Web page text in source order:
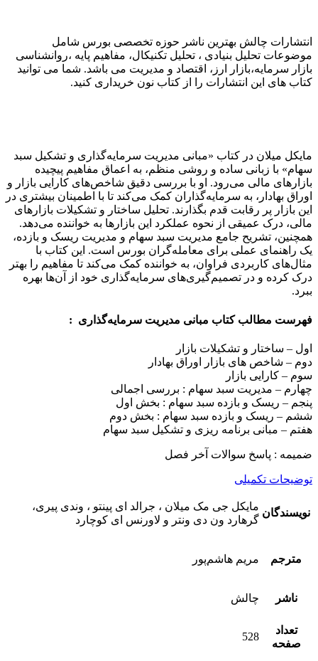
انتشارات چالش بهترین ناشر حوزه تخصصی بورس شامل
موضوعات تحلیل بنیادی ، تحلیل تکنیکال، مفاهیم پایه ،روانشناسی
بازار سرمایه،بازار ارز، اقتصاد و مدیریت می باشد. شما می توانید
کتاب های این انتشارات را از کتاب نون خریداری کنید.
مایکل میلان در کتاب «مبانی مدیریت سرمایه‌گذاری و تشکیل سبد
سهام» با زبانی ساده و روشی منظم، به اعماق مفاهیم پیچیده
بازارهای مالی می‌رود. او با بررسی دقیق شاخص‌های کارایی بازار و
اوراق بهادار، به سرمایه‌گذاران کمک می‌کند تا با اطمینان بیشتری در
این بازار پر رقابت قدم بگذارند. تحلیل ساختار و تشکیلات بازارهای
مالی، درک عمیقی از نحوه عملکرد این بازارها به خواننده می‌دهد.
همچنین، تشریح جامع مدیریت سبد سهام و مدیریت ریسک و بازده،
یک راهنمای عملی برای معامله‌گران بورس است. این کتاب با
مثال‌های کاربردی فراوان، به خواننده کمک می‌کند تا مفاهیم را بهتر
درک کرده و در تصمیم‌گیری‌های سرمایه‌گذاری خود از آن‌ها بهره
ببرد.
فهرست مطالب کتاب مبانی مدیریت سرمایه‌گذاری :
اول – ساختار و تشکیلات بازار
دوم – شاخص های بازار اوراق بهادار
سوم – کارایی بازار
چهارم – مدیریت سبد سهام : بررسی اجمالی
پنجم – ریسک و بازده سبد سهام : بخش اول
ششم – ریسک و بازده سبد سهام : بخش دوم
هفتم – مبانی برنامه ریزی و تشکیل سبد سهام
ضمیمه : پاسخ سوالات آخر فصل
توضیحات تکمیلی
نویسندگان
مایکل جی مک میلان ، جرالد ای پینتو ، وندی پیری،
گرهارد ون دی ونتر و لاورنس ای کوچارد
مترجم مریم هاشم‌پور
ناشر چالش
تعداد
صفحه
528